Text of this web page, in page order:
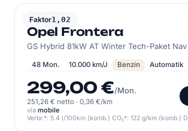
Faktor1,02
OPEL
Opel Frontera
GS Hybrid 81kW AT Winter Tech-Paket Nav
48 Mon. 10.000 km/J Benzin Automatik
299,00 €/Mon.
251,26 € netto · 0,36 €/km
via mobile
Verbr.*: 5.4 l/100km (komb.) CO₂*: 122 g/km (komb.) D